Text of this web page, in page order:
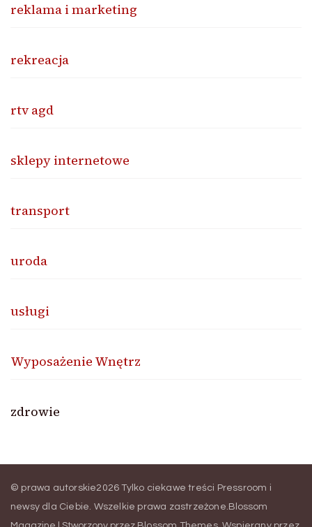
reklama i marketing
rekreacja
rtv agd
sklepy internetowe
transport
uroda
usługi
Wyposażenie Wnętrz
zdrowie
© prawa autorskie2026Tylko ciekawe treści Pressroom i
newsy dla Ciebie. Wszelkie prawa zastrzeżone. Blossom